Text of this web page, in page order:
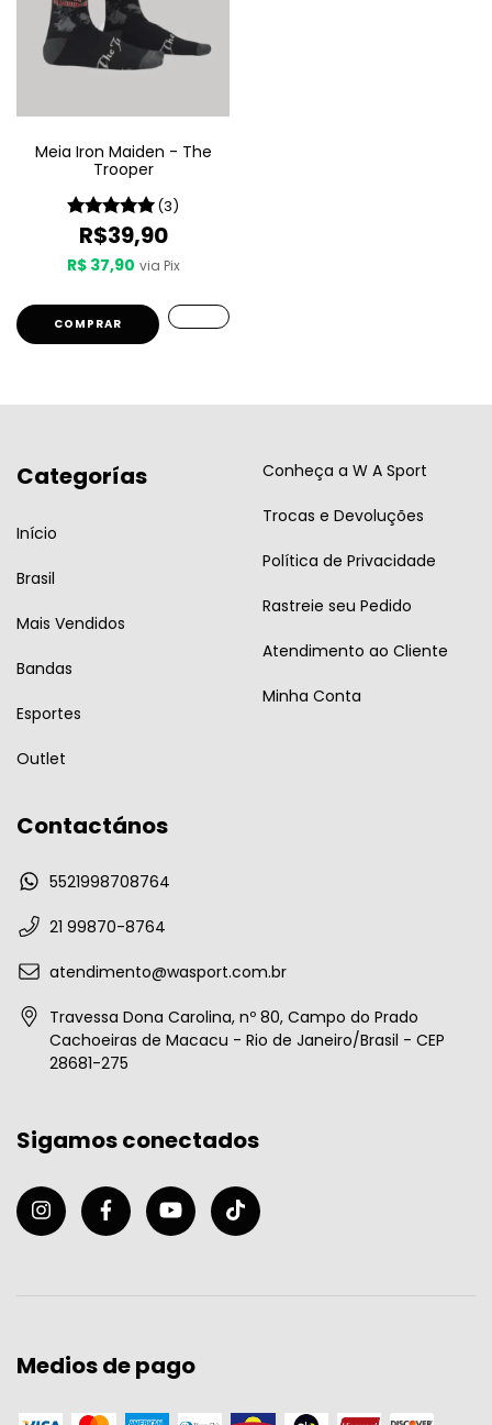
Meia Iron Maiden - The
Trooper
(3)
R$39,90
R$ 37,90 via Pix
COMPRAR
Categorías
Início
Brasil
Mais Vendidos
Bandas
Esportes
Outlet
Conheça a W A Sport
Trocas e Devoluções
Política de Privacidade
Rastreie seu Pedido
Atendimento ao Cliente
Minha Conta
Contactános
5521998708764
21 99870-8764
atendimento@wasport.com.br
Travessa Dona Carolina, nº 80, Campo do Prado
Cachoeiras de Macacu - Rio de Janeiro/Brasil - CEP
28681-275
Sigamos conectados
Medios de pago